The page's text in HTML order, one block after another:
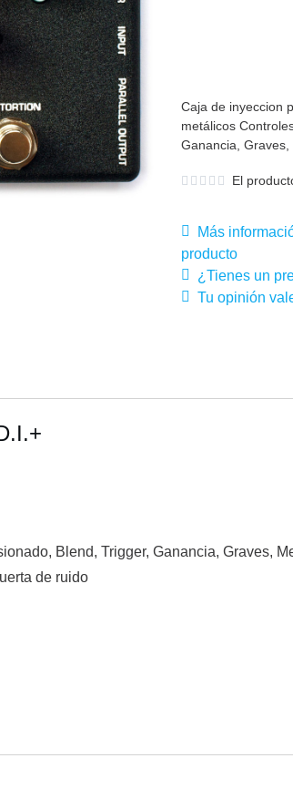
Caja de inyeccion
metálicos
Ganancia, Graves,
El
Más
producto
¿Tienes un
Tu opinión
Blend, Trigger, Ganancia, Graves,
de ruido